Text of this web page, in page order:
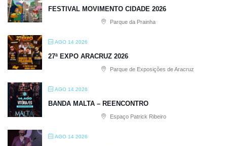
FESTIVAL MOVIMENTO CIDADE 2026
Parque da Prainha
AGO 14 2026
27ª EXPO ARACRUZ 2026
Parque de Exposições de Aracruz
AGO 14 2026
BANDA MALTA – REENCONTRO
Espaço Patrick Ribeiro
AGO 14 2026